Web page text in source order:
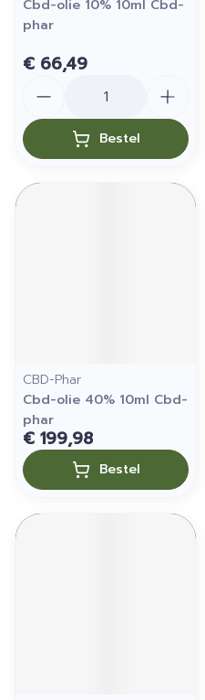
Cbd-olie 10% 10ml Cbd-
phar
€ 66,49
Bestel
CBD-Phar
Cbd-olie 40% 10ml Cbd-
phar
€ 199,98
Bestel